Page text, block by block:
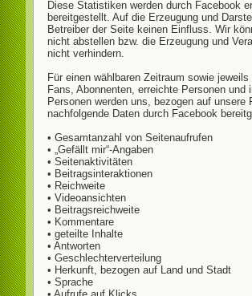
Diese Statistiken werden durch Facebook
bereitgestellt. Auf die Erzeugung und
Betreiber der Seite keinen Einfluss. Wir
nicht abstellen bzw. die Erzeugung und
nicht verhindern.
Für einen wählbaren Zeitraum sowie
Fans, Abonnenten, erreichte Personen und
Personen werden uns, bezogen auf unsere
nachfolgende Daten durch Facebook
• Gesamtanzahl von Seitenaufrufen
• „Gefällt mir“-Angaben
• Seitenaktivitäten
• Beitragsinteraktionen
• Reichweite
• Videoansichten
• Beitragsreichweite
• Kommentare
• geteilte Inhalte
• Antworten
• Geschlechterverteilung
• Herkunft, bezogen auf Land und Stadt
• Sprache